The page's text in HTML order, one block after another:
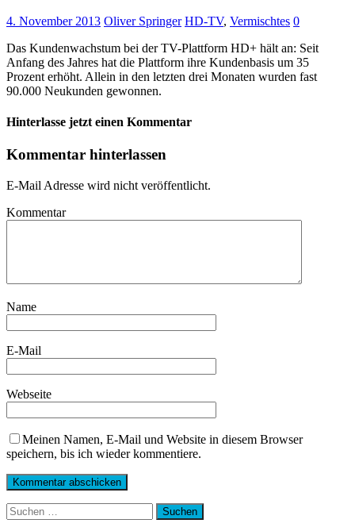
4. November 2013 Oliver Springer HD-TV, Vermischtes 0
Das Kundenwachstum bei der TV-Plattform HD+ hält an: Seit
Anfang des Jahres hat die Plattform ihre Kundenbasis um 35
Prozent erhöht. Allein in den letzten drei Monaten wurden fast
90.000 Neukunden gewonnen.
Hinterlasse jetzt einen Kommentar
Kommentar hinterlassen
E-Mail Adresse wird nicht veröffentlicht.
Kommentar
Name
E-Mail
Webseite
Meinen Namen, E-Mail und Website in diesem Browser
speichern, bis ich wieder kommentiere.
Suchen
nach: